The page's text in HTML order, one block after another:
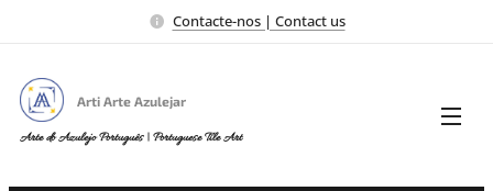
Contacte-nos | Contact us
Arti Arte Azulejar
Arte do Azulejo Português | Portuguese Tile Art